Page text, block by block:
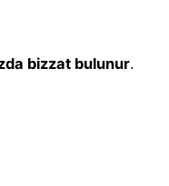
bizzat bulunur.